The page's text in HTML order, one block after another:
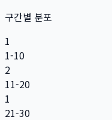
구간별 분포
1
1-10
2
11-20
1
21-30